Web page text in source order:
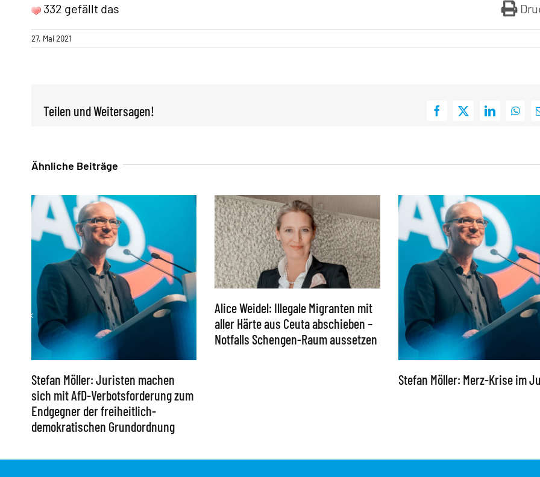
332 gefällt das
27. Mai 2021
Teilen und Weitersagen! Facebook
X LinkedIn
Ähnliche Beiträge
Stefan Möller: Juristen machen
sich mit AfD-Verbotsforderung zum
Endgegner der freiheitlich-
demokratischen Grundordnung
Alice Weidel: Illegale Migranten mit
aller Härte aus Ceuta abschieben –
Notfalls Schengen-Raum aussetzen
Stefan Möller: Merz-Krise im